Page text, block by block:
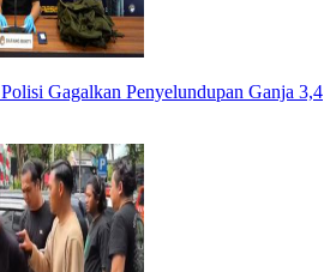
Polisi Gagalkan Penyelundupan Ganja 3,4